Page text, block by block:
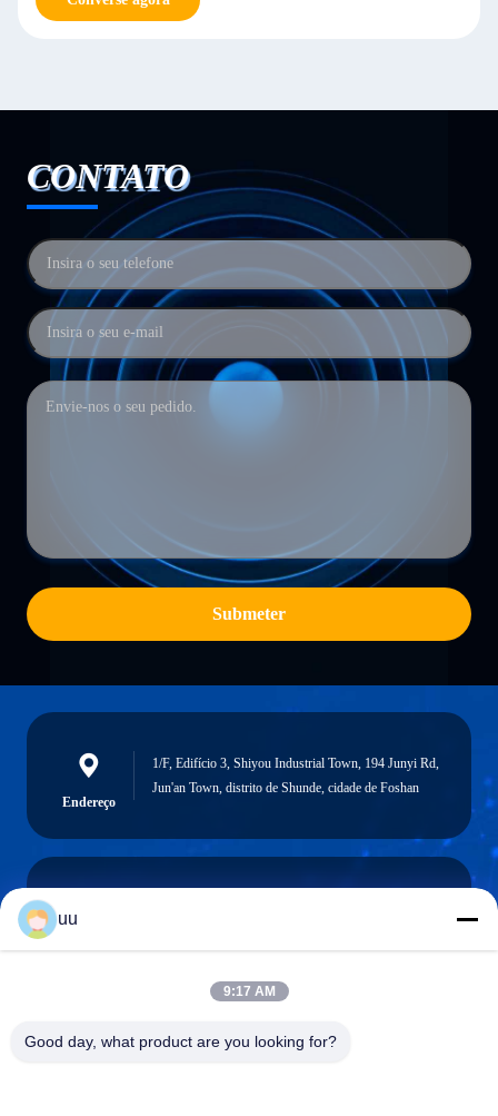
CONTATO
Submeter
Endereço
1/F, Edifício 3, Shiyou Industrial Town, 194 Junyi Rd,
Jun'an Town, distrito de Shunde, cidade de Foshan
E-mail
uu
9:17 AM
Good day, what product are you looking for?